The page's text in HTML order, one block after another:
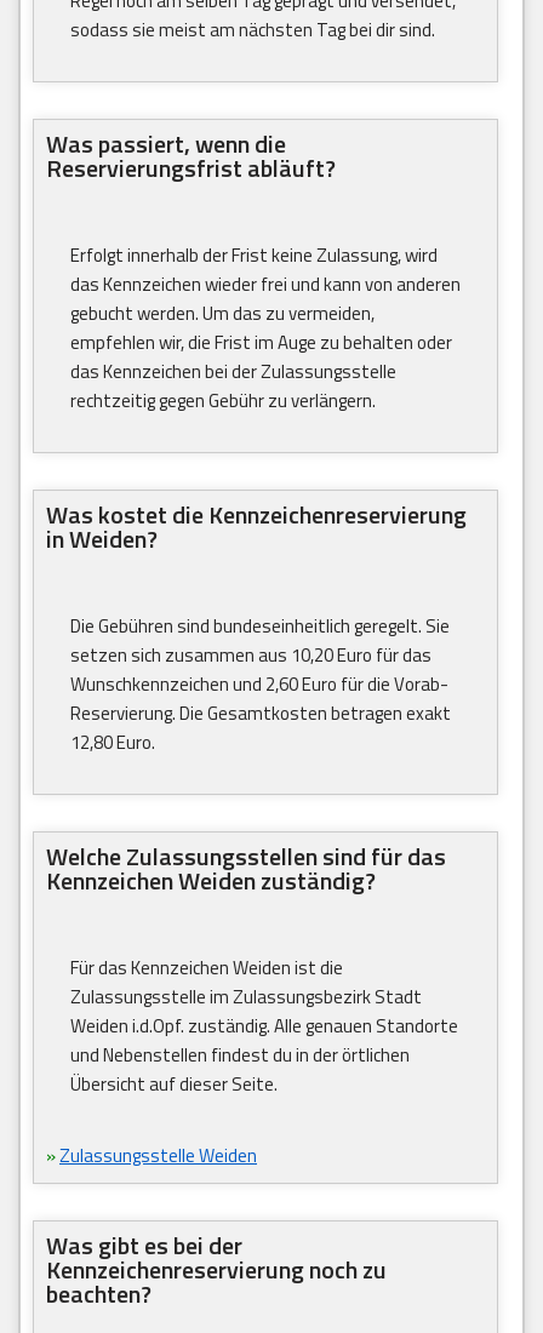
sodass sie meist am nächsten Tag bei dir sind.
Was passiert, wenn die
Reservierungsfrist abläuft?
Erfolgt innerhalb der Frist keine Zulassung, wird
das Kennzeichen wieder frei und kann von anderen
gebucht werden. Um das zu vermeiden,
empfehlen wir, die Frist im Auge zu behalten oder
das Kennzeichen bei der Zulassungsstelle
rechtzeitig gegen Gebühr zu verlängern.
Was kostet die Kennzeichenreservierung
in Weiden?
Die Gebühren sind bundeseinheitlich geregelt. Sie
setzen sich zusammen aus 10,20 Euro für das
Wunschkennzeichen und 2,60 Euro für die Vorab-
Reservierung. Die Gesamtkosten betragen exakt
12,80 Euro.
Welche Zulassungsstellen sind für das
Kennzeichen Weiden zuständig?
Für das Kennzeichen Weiden ist die
Zulassungsstelle im Zulassungsbezirk Stadt
Weiden i.d.Opf. zuständig. Alle genauen Standorte
und Nebenstellen findest du in der örtlichen
Übersicht auf dieser Seite.
»Zulassungsstelle Weiden
Was gibt es bei der
Kennzeichenreservierung noch zu
beachten?